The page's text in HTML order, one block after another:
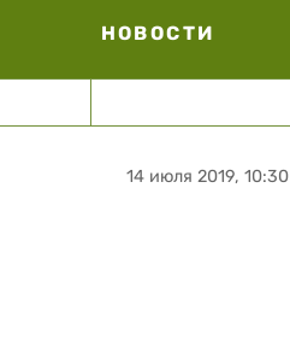
НОВОСТИ
14 июля 2019, 10:30